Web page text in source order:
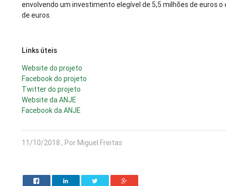
envolvendo um investimento elegível de 5,5 milhões de euros
de euros.
Links úteis
Website do projeto
Facebook do projeto
Twitter do projeto
Website da ANJE
Facebook da ANJE
11/10/2018 , Por Miguel Freitas